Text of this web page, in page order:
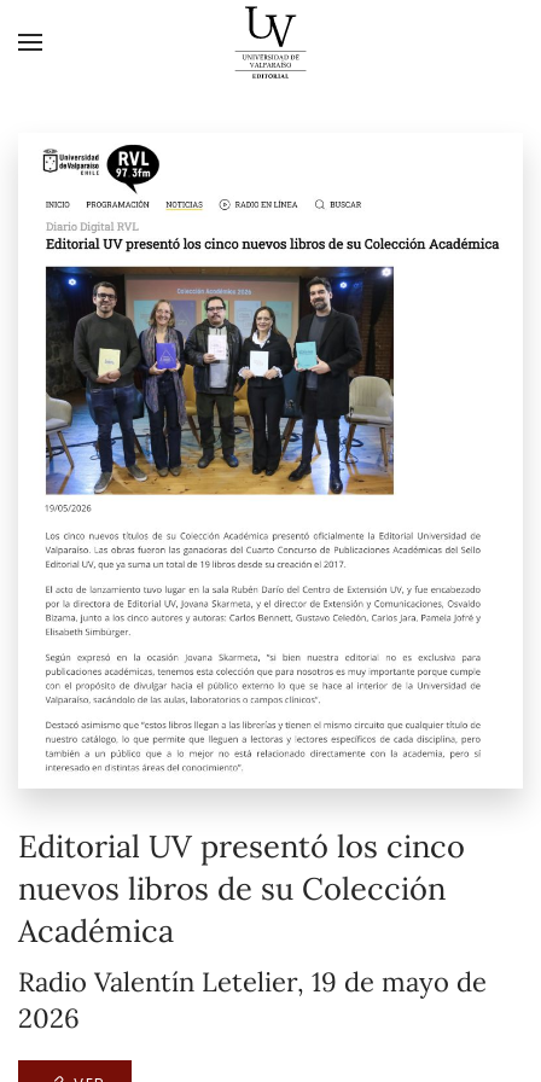
Editorial UV presentó los cinco
nuevos libros de su Colección
Académica
Radio Valentín Letelier, 19 de mayo de
2026